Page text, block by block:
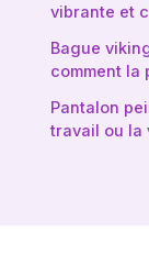
vibrante et
Bague
comment la
Pantalon
travail ou la